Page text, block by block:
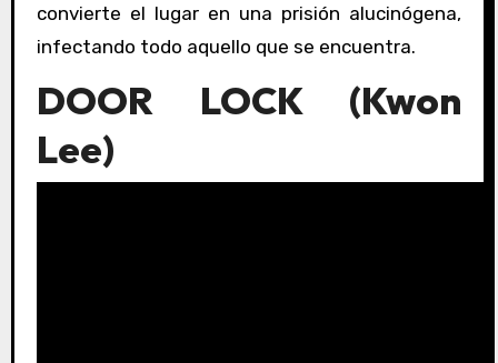
convierte el lugar en una prisión alucinógena,
infectando todo aquello que se encuentra.
DOOR LOCK (Kwon
Lee)